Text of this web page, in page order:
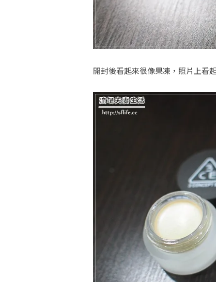
開封後看起來很像果凍，照片上看